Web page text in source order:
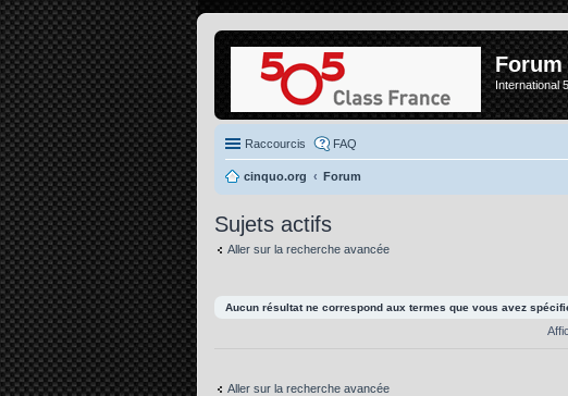
International
Raccourcis FAQ
cinquo.org Forum
Sujets actifs
Aller sur la recherche avancée
Aucun résultat ne correspond aux termes que vous avez
Aller sur la recherche avancée